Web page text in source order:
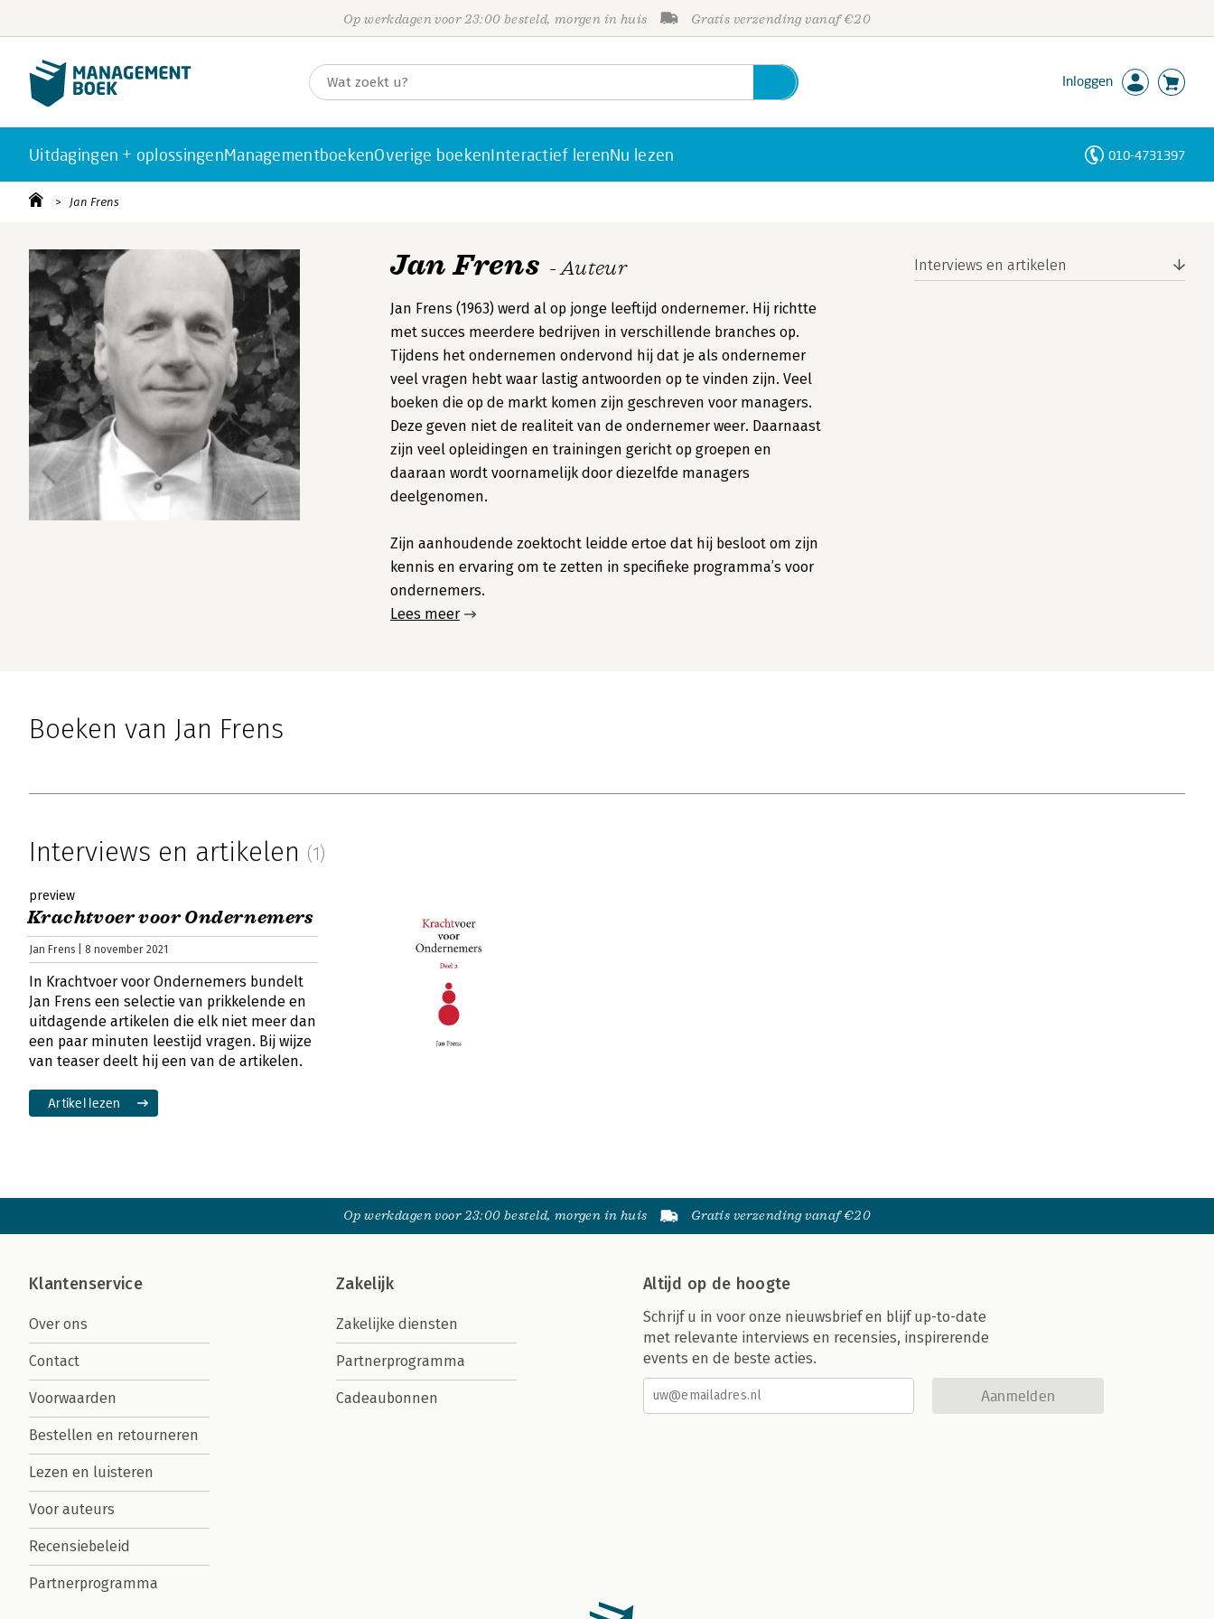
Op werkdagen voor 23:00 besteld, morgen in huis Gratis verzending vanaf €20
Inloggen
Uitdagingen + oplossingenManagementboekenOverige boekenInteractief lerenNu lezen 010-4731397
Jan Frens
Jan Frens - Auteur
Jan Frens (1963) werd al op jonge leeftijd ondernemer. Hij richtte
met succes meerdere bedrijven in verschillende branches op.
Tijdens het ondernemen ondervond hij dat je als ondernemer
veel vragen hebt waar lastig antwoorden op te vinden zijn. Veel
boeken die op de markt komen zijn geschreven voor managers.
Deze geven niet de realiteit van de ondernemer weer. Daarnaast
zijn veel opleidingen en trainingen gericht op groepen en
daaraan wordt voornamelijk door diezelfde managers
deelgenomen.
Zijn aanhoudende zoektocht leidde ertoe dat hij besloot om zijn
kennis en ervaring om te zetten in specifieke programma’s voor
ondernemers.
Lees meer
Interviews en artikelen
Boeken van Jan Frens
Interviews en artikelen (1)
preview
Krachtvoer voor Ondernemers
Jan Frens | 8 november 2021
In Krachtvoer voor Ondernemers bundelt
Jan Frens een selectie van prikkelende en
uitdagende artikelen die elk niet meer dan
een paar minuten leestijd vragen. Bij wijze
van teaser deelt hij een van de artikelen.
Artikel lezen
Op werkdagen voor 23:00 besteld, morgen in huis Gratis verzending vanaf €20
Klantenservice
Over ons
Contact
Voorwaarden
Bestellen en retourneren
Lezen en luisteren
Voor auteurs
Recensiebeleid
Partnerprogramma
Zakelijk
Zakelijke diensten
Partnerprogramma
Cadeaubonnen
Altijd op de hoogte
Schrijf u in voor onze nieuwsbrief en blijf up-to-date
met relevante interviews en recensies, inspirerende
events en de beste acties.
Aanmelden
Personen